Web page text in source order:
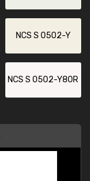
NCS S 0502-Y
NCS S 0502-Y80R